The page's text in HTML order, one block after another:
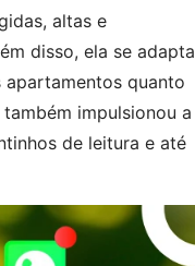
altas e
disso, ela se adapta
quanto
impulsionou a
de leitura e até